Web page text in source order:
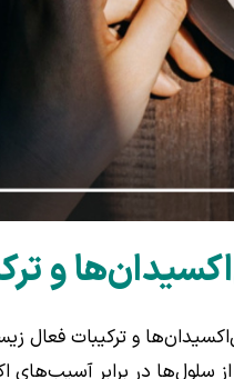
و
و ترکیبات
در برابر آسیب‌های